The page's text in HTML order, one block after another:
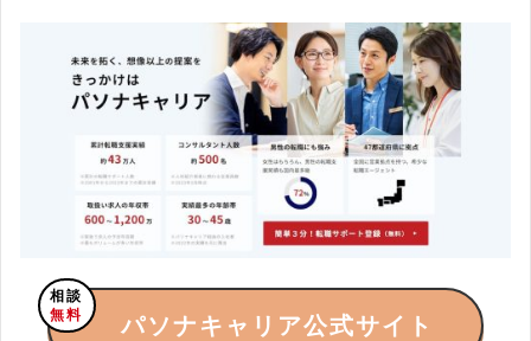
相談
無料
パソナキャリア公式サイト